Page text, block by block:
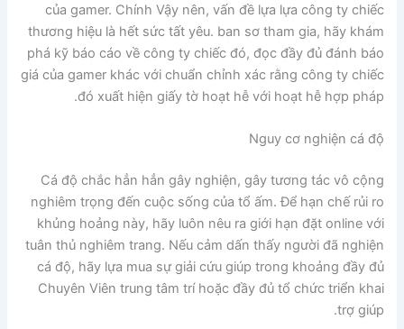
của gamer. Chính Vậy nên, vấn đề lựa lựa công ty chiếc
thương hiệu là hết sức tất yêu. ban sơ tham gia, hãy khám
phá kỹ báo cáo về công ty chiếc đó, đọc đầy đủ đánh báo
giá của gamer khác với chuẩn chỉnh xác rằng công ty chiếc
đó xuất hiện giấy tờ hoạt hễ với hoạt hễ hợp pháp.
Nguy cơ nghiện cá độ
Cá độ chắc hẳn hẳn gây nghiện, gây tương tác vô cộng
nghiêm trọng đến cuộc sống của tổ ấm. Để hạn chế rủi ro
khủng hoảng này, hãy luôn nêu ra giới hạn đặt online với
tuân thủ nghiêm trang. Nếu cảm dấn thấy người đã nghiện
cá độ, hãy lựa mua sự giải cứu giúp trong khoảng đầy đủ
Chuyên Viên trung tâm trí hoặc đầy đủ tổ chức triển khai
trợ giúp.